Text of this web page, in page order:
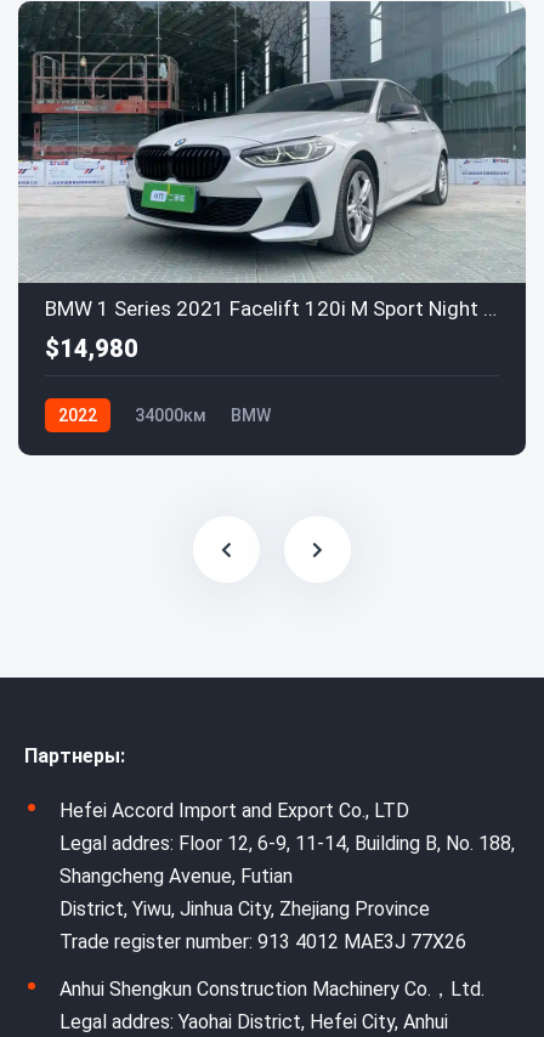
BMW 1 Series 2021 Facelift 120i M Sport Night Edition
$14,980
2022 34000км BMW
Партнеры:
Hefei Accord Import and Export Co., LTD
Legal addres: Floor 12, 6-9, 11-14, Building B, No. 188,
Shangcheng Avenue, Futian
District, Yiwu, Jinhua City, Zhejiang Province
Trade register number: 913 4012 MAE3J 77X26
Anhui Shengkun Construction Machinery Co.，Ltd.
Legal addres: Yaohai District, Hefei City, Anhui